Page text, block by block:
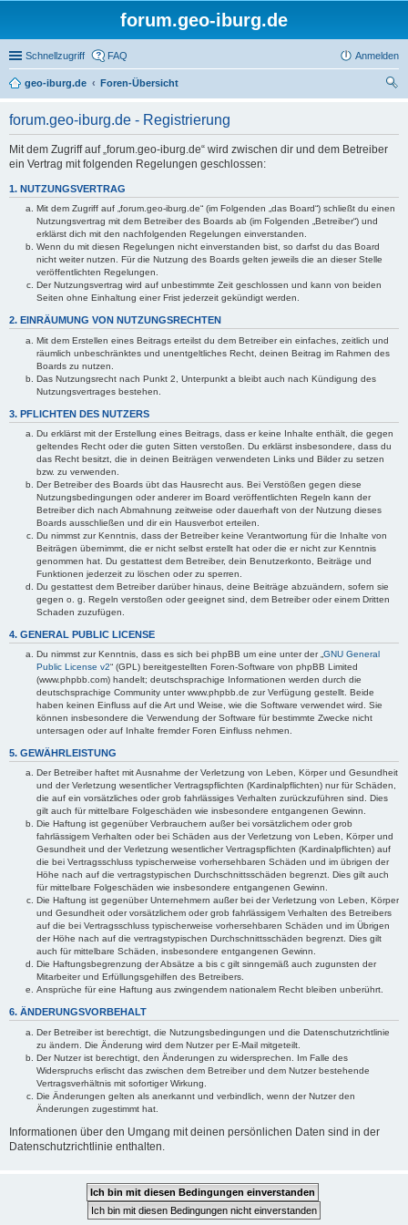
forum.geo-iburg.de
Schnellzugriff FAQ Anmelden
geo-iburg.de
Foren-Übersicht
forum.geo-iburg.de - Registrierung
Mit dem Zugriff auf „forum.geo-iburg.de“ wird zwischen dir und dem Betreiber
ein Vertrag mit folgenden Regelungen geschlossen:
1. NUTZUNGSVERTRAG
Mit dem Zugriff auf „forum.geo-iburg.de“ (im Folgenden „das Board“) schließt du einen
Nutzungsvertrag mit dem Betreiber des Boards ab (im Folgenden „Betreiber“) und
erklärst dich mit den nachfolgenden Regelungen einverstanden.
Wenn du mit diesen Regelungen nicht einverstanden bist, so darfst du das Board
nicht weiter nutzen. Für die Nutzung des Boards gelten jeweils die an dieser Stelle
veröffentlichten Regelungen.
Der Nutzungsvertrag wird auf unbestimmte Zeit geschlossen und kann von beiden
Seiten ohne Einhaltung einer Frist jederzeit gekündigt werden.
2. EINRÄUMUNG VON NUTZUNGSRECHTEN
Mit dem Erstellen eines Beitrags erteilst du dem Betreiber ein einfaches, zeitlich und
räumlich unbeschränktes und unentgeltliches Recht, deinen Beitrag im Rahmen des
Boards zu nutzen.
Das Nutzungsrecht nach Punkt 2, Unterpunkt a bleibt auch nach Kündigung des
Nutzungsvertrages bestehen.
3. PFLICHTEN DES NUTZERS
Du erklärst mit der Erstellung eines Beitrags, dass er keine Inhalte enthält, die gegen
geltendes Recht oder die guten Sitten verstoßen. Du erklärst insbesondere, dass du
das Recht besitzt, die in deinen Beiträgen verwendeten Links und Bilder zu setzen
bzw. zu verwenden.
Der Betreiber des Boards übt das Hausrecht aus. Bei Verstößen gegen diese
Nutzungsbedingungen oder anderer im Board veröffentlichten Regeln kann der
Betreiber dich nach Abmahnung zeitweise oder dauerhaft von der Nutzung dieses
Boards ausschließen und dir ein Hausverbot erteilen.
Du nimmst zur Kenntnis, dass der Betreiber keine Verantwortung für die Inhalte von
Beiträgen übernimmt, die er nicht selbst erstellt hat oder die er nicht zur Kenntnis
genommen hat. Du gestattest dem Betreiber, dein Benutzerkonto, Beiträge und
Funktionen jederzeit zu löschen oder zu sperren.
Du gestattest dem Betreiber darüber hinaus, deine Beiträge abzuändern, sofern sie
gegen o. g. Regeln verstoßen oder geeignet sind, dem Betreiber oder einem Dritten
Schaden zuzufügen.
4. GENERAL PUBLIC LICENSE
Du nimmst zur Kenntnis, dass es sich bei phpBB um eine unter der „ GNU General
Public License v2“ (GPL) bereitgestellten Foren-Software von phpBB Limited
(www.phpbb.com) handelt; deutschsprachige Informationen werden durch die
deutschsprachige Community unter www.phpbb.de zur Verfügung gestellt. Beide
haben keinen Einfluss auf die Art und Weise, wie die Software verwendet wird. Sie
können insbesondere die Verwendung der Software für bestimmte Zwecke nicht
untersagen oder auf Inhalte fremder Foren Einfluss nehmen.
5. GEWÄHRLEISTUNG
Der Betreiber haftet mit Ausnahme der Verletzung von Leben, Körper und Gesundheit
und der Verletzung wesentlicher Vertragspflichten (Kardinalpflichten) nur für Schäden,
die auf ein vorsätzliches oder grob fahrlässiges Verhalten zurückzuführen sind. Dies
gilt auch für mittelbare Folgeschäden wie insbesondere entgangenen Gewinn.
Die Haftung ist gegenüber Verbrauchern außer bei vorsätzlichem oder grob
fahrlässigem Verhalten oder bei Schäden aus der Verletzung von Leben, Körper und
Gesundheit und der Verletzung wesentlicher Vertragspflichten (Kardinalpflichten) auf
die bei Vertragsschluss typischerweise vorhersehbaren Schäden und im übrigen der
Höhe nach auf die vertragstypischen Durchschnittsschäden begrenzt. Dies gilt auch
für mittelbare Folgeschäden wie insbesondere entgangenen Gewinn.
Die Haftung ist gegenüber Unternehmern außer bei der Verletzung von Leben, Körper
und Gesundheit oder vorsätzlichem oder grob fahrlässigem Verhalten des Betreibers
auf die bei Vertragsschluss typischerweise vorhersehbaren Schäden und im Übrigen
der Höhe nach auf die vertragstypischen Durchschnittsschäden begrenzt. Dies gilt
auch für mittelbare Schäden, insbesondere entgangenen Gewinn.
Die Haftungsbegrenzung der Absätze a bis c gilt sinngemäß auch zugunsten der
Mitarbeiter und Erfüllungsgehilfen des Betreibers.
Ansprüche für eine Haftung aus zwingendem nationalem Recht bleiben unberührt.
6. ÄNDERUNGSVORBEHALT
Der Betreiber ist berechtigt, die Nutzungsbedingungen und die Datenschutzrichtlinie
zu ändern. Die Änderung wird dem Nutzer per E-Mail mitgeteilt.
Der Nutzer ist berechtigt, den Änderungen zu widersprechen. Im Falle des
Widerspruchs erlischt das zwischen dem Betreiber und dem Nutzer bestehende
Vertragsverhältnis mit sofortiger Wirkung.
Die Änderungen gelten als anerkannt und verbindlich, wenn der Nutzer den
Änderungen zugestimmt hat.
Informationen über den Umgang mit deinen persönlichen Daten sind in der
Datenschutzrichtlinie enthalten.